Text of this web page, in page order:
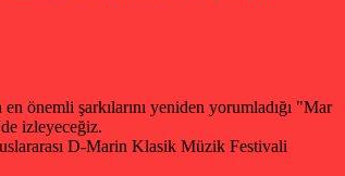
önemli şarkılarını yeniden yorumladığı "Mar
izleyeceğiz.
D-Marin Klasik Müzik Festivali